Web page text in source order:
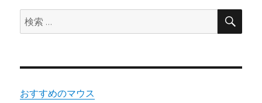
ン
検
索:
検
おすすめのマウス